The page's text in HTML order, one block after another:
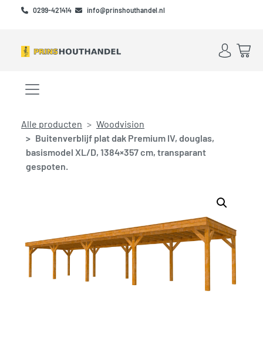
Skip to main content
Skip to footer
0299-421414 info@prinshouthandel.nl
Account
Menu openen/sluiten
Alle producten
Woodvision
Buitenverblijf plat dak Premium IV, douglas,
basismodel XL/D, 1384×357 cm, transparant
gespoten.